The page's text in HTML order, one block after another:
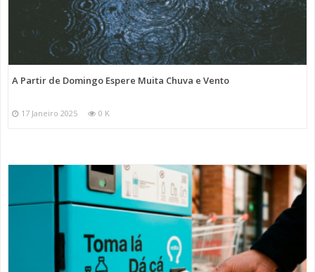
A Partir de Domingo Espere Muita Chuva e Vento
17 Janeiro 2025 0 K